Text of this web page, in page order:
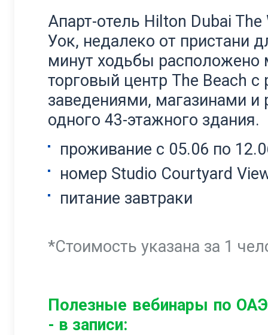
Апарт-отель Hilton Dubai
Уок, недалеко от пристани
минут ходьбы
торговый центр The Beach
заведениями, магазинами и
одного 43-этажного здания.
проживание с 05.06 по
номер Studio Courtyard
питание завтраки
*Стоимость указана за 1
Полезные вебинары по
- в записи: